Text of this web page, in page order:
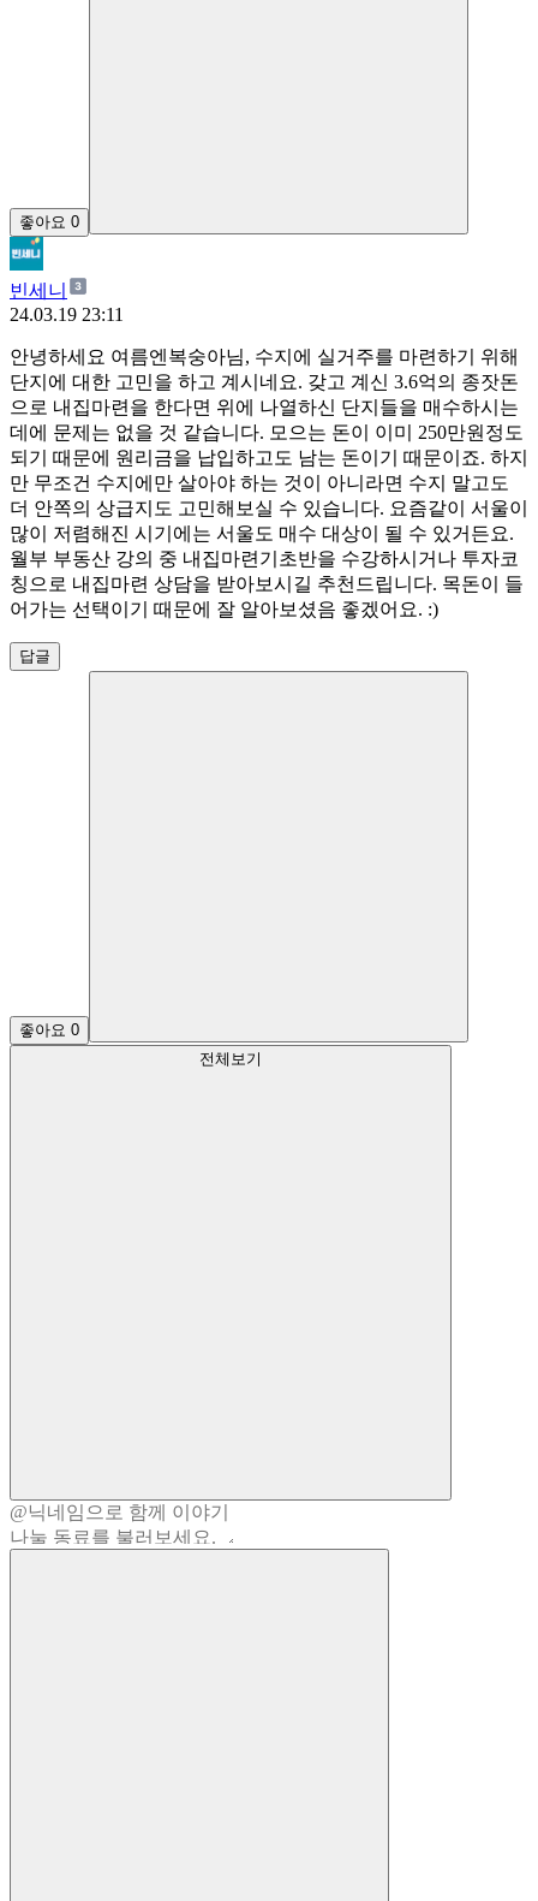
좋아요 0
빈세니
24.03.19 23:11
안녕하세요 여름엔복숭아님, 수지에 실거주를 마련하기 위해
단지에 대한 고민을 하고 계시네요. 갖고 계신 3.6억의 종잣돈
으로 내집마련을 한다면 위에 나열하신 단지들을 매수하시는
데에 문제는 없을 것 같습니다. 모으는 돈이 이미 250만원정도
되기 때문에 원리금을 납입하고도 남는 돈이기 때문이죠. 하지
만 무조건 수지에만 살아야 하는 것이 아니라면 수지 말고도
더 안쪽의 상급지도 고민해보실 수 있습니다. 요즘같이 서울이
많이 저렴해진 시기에는 서울도 매수 대상이 될 수 있거든요.
월부 부동산 강의 중 내집마련기초반을 수강하시거나 투자코
칭으로 내집마련 상담을 받아보시길 추천드립니다. 목돈이 들
어가는 선택이기 때문에 잘 알아보셨음 좋겠어요. :)
답글
좋아요 0
전체보기